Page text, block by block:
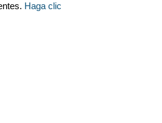
Haga clic